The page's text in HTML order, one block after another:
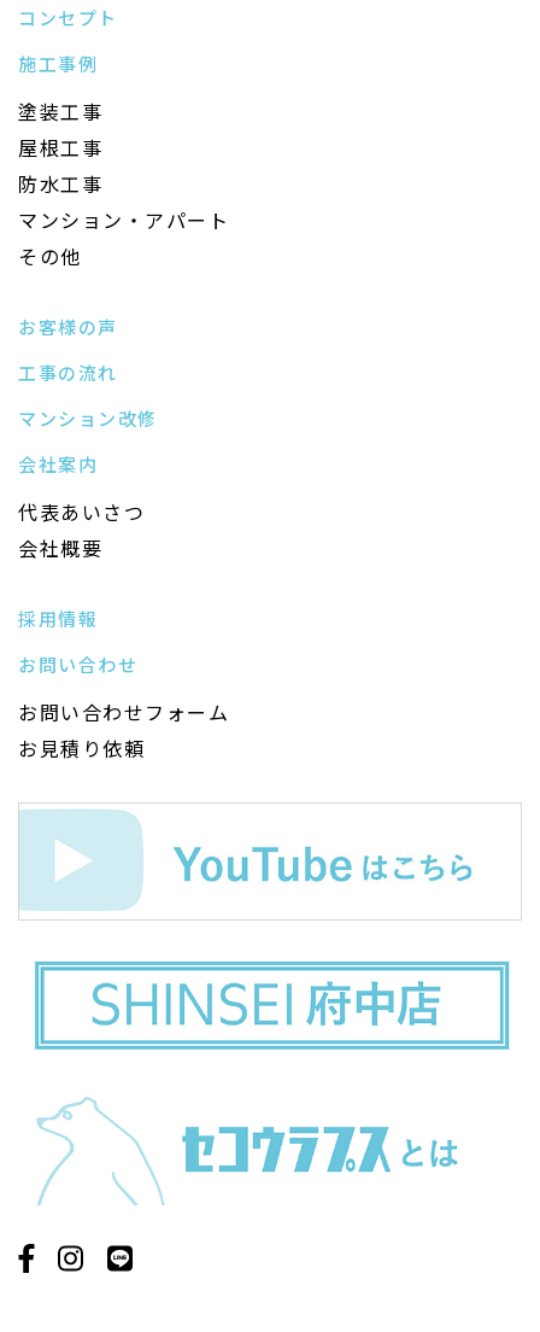
コンセプト
施工事例
塗装工事
屋根工事
防水工事
マンション・アパート
その他
お客様の声
工事の流れ
マンション改修
会社案内
代表あいさつ
会社概要
採用情報
お問い合わせ
お問い合わせフォーム
お見積り依頼